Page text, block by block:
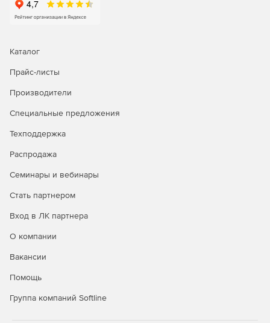
Каталог
Прайс-листы
Производители
Специальные предложения
Техподдержка
Распродажа
Семинары и вебинары
Стать партнером
Вход в ЛК партнера
О компании
Вакансии
Помощь
Группа компаний Softline